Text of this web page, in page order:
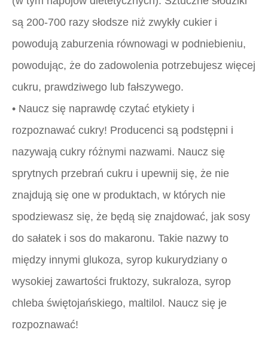
są 200-700 razy słodsze niż zwykły cukier i
powodują zaburzenia równowagi w podniebieniu,
powodując, że do zadowolenia potrzebujesz więcej
cukru, prawdziwego lub fałszywego.
• Naucz się naprawdę czytać etykiety i
rozpoznawać cukry! Producenci są podstępni i
nazywają cukry różnymi nazwami. Naucz się
sprytnych przebrań cukru i upewnij się, że nie
znajdują się one w produktach, w których nie
spodziewasz się, że będą się znajdować, jak sosy
do sałatek i sos do makaronu. Takie nazwy to
między innymi glukoza, syrop kukurydziany o
wysokiej zawartości fruktozy, sukraloza, syrop
chleba świętojańskiego, maltilol. Naucz się je
rozpoznawać!